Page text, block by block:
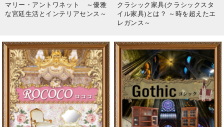
マリー・アントワネット ～優雅
な宮廷生活とインテリアセンス～
クラシック家具(クラシックスタ
イル家具)とは？ ～時を超えたエ
レガンス～